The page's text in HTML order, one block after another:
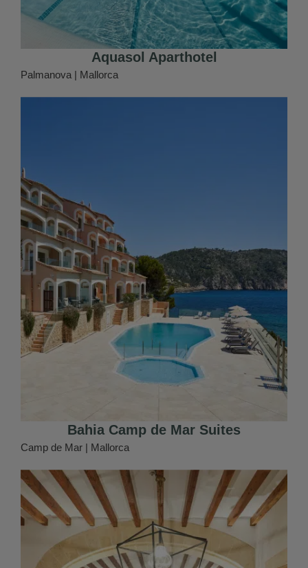
Aquasol Aparthotel
Palmanova | Mallorca
Bahia Camp de Mar Suites
Camp de Mar | Mallorca